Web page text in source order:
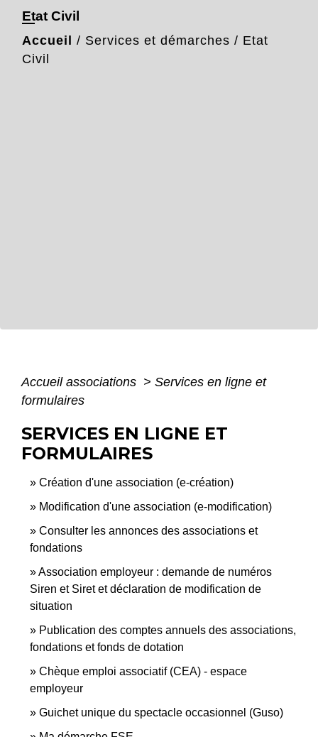
Etat Civil
Accueil / Services et démarches / Etat
Civil
Accueil associations > Services en ligne et
formulaires
SERVICES EN LIGNE ET
FORMULAIRES
Création d'une association (e-création)
Modification d'une association (e-modification)
Consulter les annonces des associations et
fondations
Association employeur : demande de numéros
Siren et Siret et déclaration de modification de
situation
Publication des comptes annuels des associations,
fondations et fonds de dotation
Chèque emploi associatif (CEA) - espace
employeur
Guichet unique du spectacle occasionnel (Guso)